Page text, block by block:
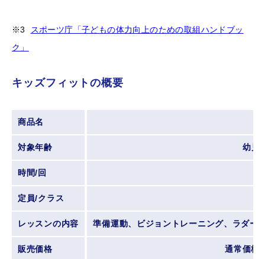
※3 スポーツ庁「子どもの体力向上のための取組ハンドブッ
ク」
キッズフィットの概要
商品名
対象年齢 幼児
時間/回
定員/クラス
レッスンの内容 準備運動、ビジョントレーニング、ラダー
販売価格 通常価格